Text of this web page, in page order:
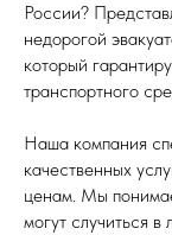
России?
недорогой
который
транспортного
Наша компания
качественных
ценам. Мы
могут случиться